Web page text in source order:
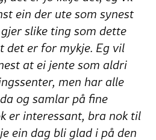
ein der ute som synest
slike ting som dette
det er for mykje. Eg vil
at ei jente som aldri
men har alle
og samlar på fine
er interessant, bra nok til
ein dag bli glad i på den